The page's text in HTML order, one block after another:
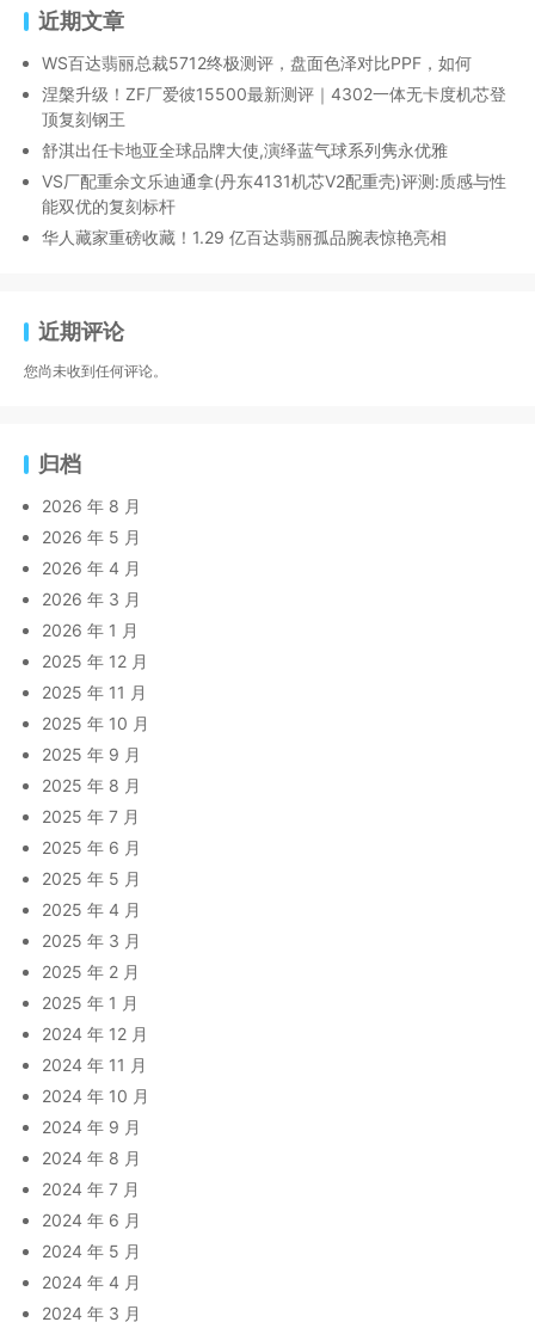
近期文章
WS百达翡丽总裁5712终极测评，盘面色泽对比PPF，如何
涅槃升级！ZF厂爱彼15500最新测评｜4302一体无卡度机芯登
顶复刻钢王
舒淇出任卡地亚全球品牌大使,演绎蓝气球系列隽永优雅
VS厂配重余文乐迪通拿(丹东4131机芯V2配重壳)评测:质感与性
能双优的复刻标杆
华人藏家重磅收藏！1.29 亿百达翡丽孤品腕表惊艳亮相
近期评论
您尚未收到任何评论。
归档
2026 年 8 月
2026 年 5 月
2026 年 4 月
2026 年 3 月
2026 年 1 月
2025 年 12 月
2025 年 11 月
2025 年 10 月
2025 年 9 月
2025 年 8 月
2025 年 7 月
2025 年 6 月
2025 年 5 月
2025 年 4 月
2025 年 3 月
2025 年 2 月
2025 年 1 月
2024 年 12 月
2024 年 11 月
2024 年 10 月
2024 年 9 月
2024 年 8 月
2024 年 7 月
2024 年 6 月
2024 年 5 月
2024 年 4 月
2024 年 3 月